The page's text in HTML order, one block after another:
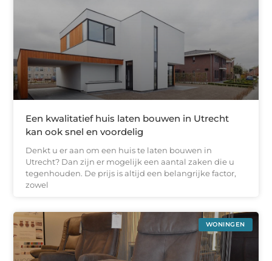
Een kwalitatief huis laten bouwen in Utrecht
kan ook snel en voordelig
Denkt u er aan om een huis te laten bouwen in
Utrecht? Dan zijn er mogelijk een aantal zaken die u
tegenhouden. De prijs is altijd een belangrijke factor,
zowel
WONINGEN